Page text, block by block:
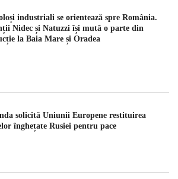
industriali se orientează spre România.
Nidec și Natuzzi își mută o parte din
la Baia Mare și Oradea
solicită Uniunii Europene restituirea
înghețate Rusiei pentru pace